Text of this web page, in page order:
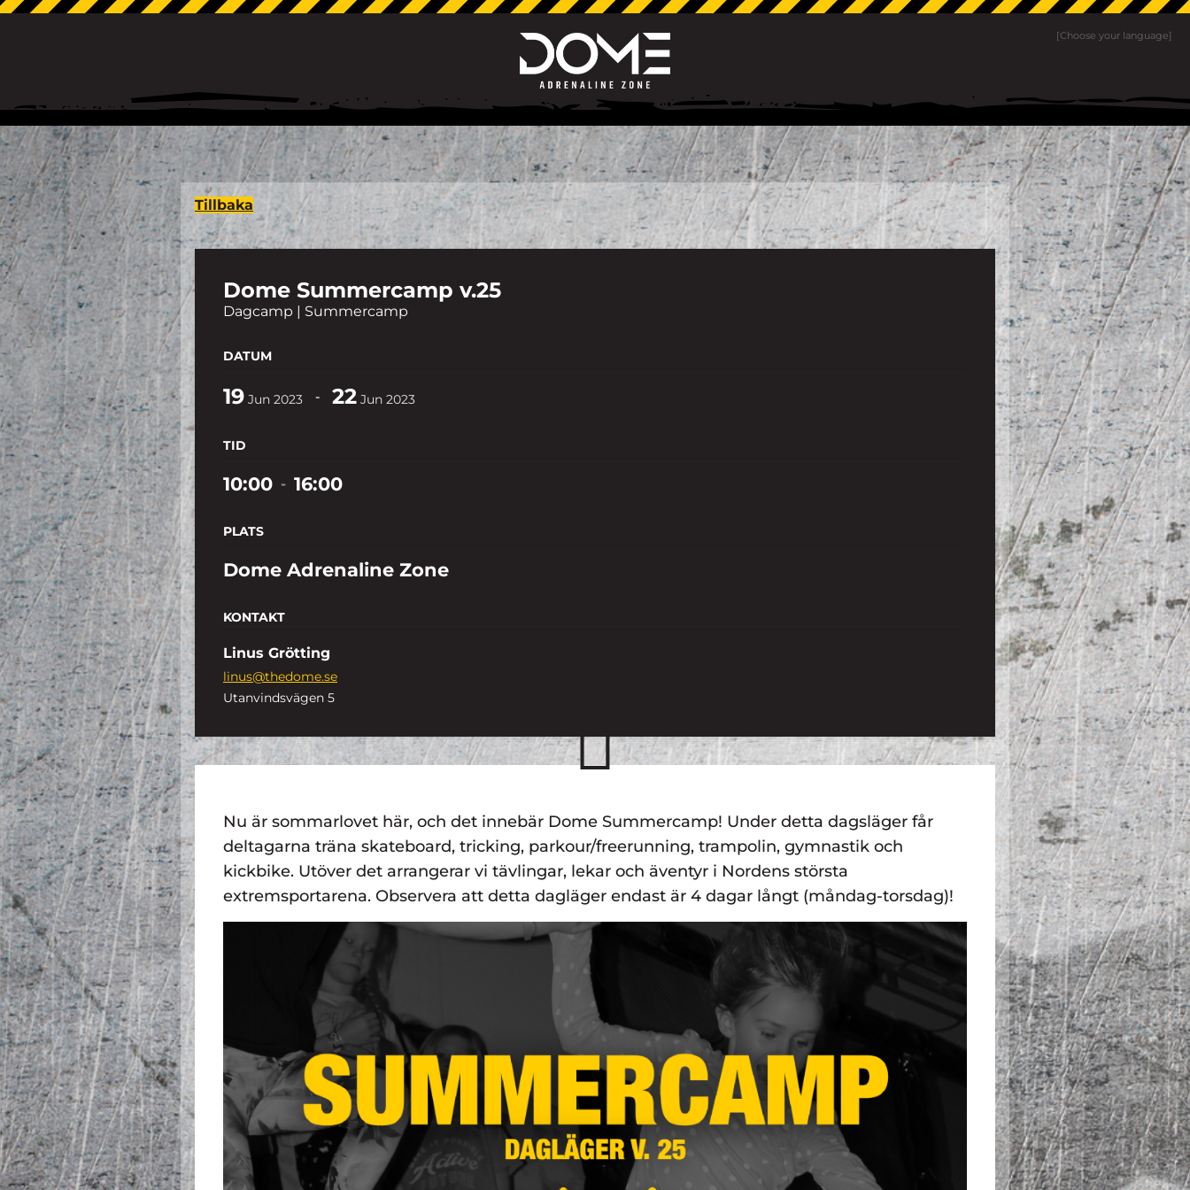
[Choose your language]
Tillbaka
Dome Summercamp v.25
Dagcamp | Summercamp
DATUM
19 Jun 2023 - 22 Jun 2023
TID
10:00 - 16:00
PLATS
Dome Adrenaline Zone
KONTAKT
Linus Grötting
linus@thedome.se
Utanvindsvägen 5
Nu är sommarlovet här, och det innebär Dome Summercamp! Under detta dagsläger får
deltagarna träna skateboard, tricking, parkour/freerunning, trampolin, gymnastik och
kickbike. Utöver det arrangerar vi tävlingar, lekar och äventyr i Nordens största
extremsportarena. Observera att detta dagläger endast är 4 dagar långt (måndag-torsdag)!